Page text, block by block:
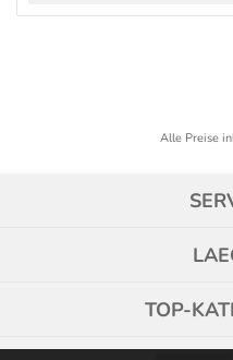
Alle Preise
TOP-